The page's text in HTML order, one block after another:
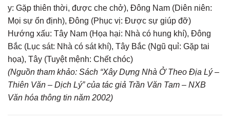
y: Gặp thiên thời, được che chở), Đông Nam (Diên niên:
Mọi sự ổn định), Đông (Phục vị: Được sự giúp đỡ)
Hướng xấu: Tây Nam (Họa hại: Nhà có hung khí), Đông
Bắc (Lục sát: Nhà có sát khí), Tây Bắc (Ngũ quỉ: Gặp tai
họa), Tây (Tuyệt mệnh: Chết chóc)
(Nguồn tham khảo: Sách “Xây Dựng Nhà Ở Theo Địa Lý –
Thiên Văn – Dịch Lý” của tác giả Trần Văn Tam – NXB
Văn hóa thông tin năm 2002)